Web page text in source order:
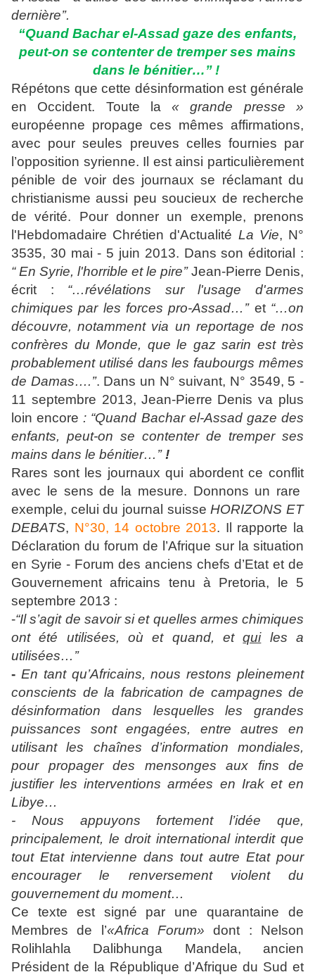
dernière’’.
“Quand Bachar el-Assad gaze des enfants,
peut-on se contenter de tremper ses mains
dans le bénitier…’’ !
Répétons que cette désinformation est générale
en Occident. Toute la« grande presse »
européenne propage ces mêmes affirmations,
avec pour seules preuves celles fournies par
l’opposition syrienne. Il est ainsi particulièrement
pénible de voir des journaux se réclamant du
christianisme aussi peu soucieux de recherche
de vérité. Pour donner un exemple, prenons
l'Hebdomadaire Chrétien d'Actualité La Vie, N°
3535, 30 mai - 5 juin 2013. Dans son éditorial :
“ En Syrie, l'horrible et le pire’’Jean-Pierre Denis,
écrit : “…révélations sur l'usage d'armes
chimiques par les forces pro-Assad…’’et “…on
découvre, notamment via un reportage de nos
confrères du Monde, que le gaz sarin est très
probablement utilisé dans les faubourgs mêmes
de Damas….’’. Dans un N° suivant, N° 3549, 5 -
11 septembre 2013, Jean-Pierre Denis va plus
loin encore : “Quand Bachar el-Assad gaze des
enfants, peut-on se contenter de tremper ses
mains dans le bénitier…’’!
Rares sont les journaux qui abordent ce conflit
avec le sens de la mesure. Donnons un rare
exemple, celui du journal suisseHORIZONS ET
DEBATS, N°30, 14 octobre 2013. Il rapporte la
Déclaration du forum de l’Afrique sur la situation
en Syrie - Forum des anciens chefs d’Etat et de
Gouvernement africains tenu à Pretoria, le 5
septembre 2013 :
-“Il s’agit de savoir si et quelles armes chimiques
ont été utilisées, où et quand, etquiles a
utilisées…’’
- En tant qu’Africains, nous restons pleinement
conscients de la fabrication de campagnes de
désinformation dans lesquelles les grandes
puissances sont engagées, entre autres en
utilisant les chaînes d’information mondiales,
pour propager des mensonges aux fins de
justifier les interventions armées en Irak et en
Libye…
- Nous appuyons fortement l’idée que,
principalement, le droit international interdit que
tout Etat intervienne dans tout autre Etat pour
encourager le renversement violent du
gouvernement du moment…
Ce texte est signé par une quarantaine de
Membres de l’«Africa Forum» dont : Nelson
Rolihlahla Dalibhunga Mandela, ancien
Président de la République d’Afrique du Sud et